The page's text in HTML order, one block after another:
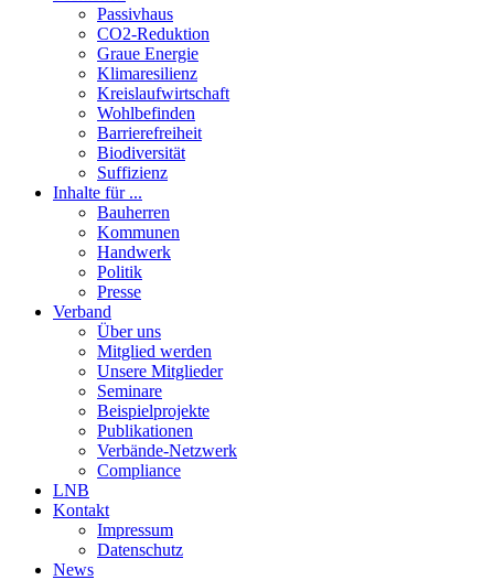
Passivhaus
CO2-Reduktion
Graue Energie
Klimaresilienz
Kreislaufwirtschaft
Wohlbefinden
Barrierefreiheit
Biodiversität
Suffizienz
Inhalte für ...
Bauherren
Kommunen
Handwerk
Politik
Presse
Verband
Über uns
Mitglied werden
Unsere Mitglieder
Seminare
Beispielprojekte
Publikationen
Verbände-Netzwerk
Compliance
LNB
Kontakt
Impressum
Datenschutz
News